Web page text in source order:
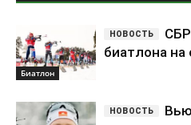
Биатлон
биатлона